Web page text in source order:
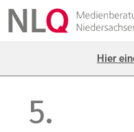
Hier
5.